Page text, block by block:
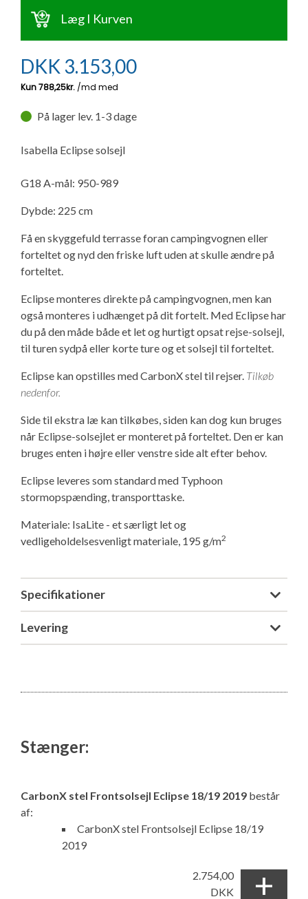
Ny campingvogn - godt at vide
Finansiering af campingvogn
Forsikring af campingvogn
Brugte telte og udstyr
Isabella fortelte
Isabella Lufttelte
Isabella weekend- og vinterfortelte
Isabella Opstillingsvejledninger
Gas-komfort i din campingvogn
E-trailer kontrol- og sikkerhedsapp
3 spændende ideer til campingvognen
GPS tracker til autocamper og campingvogn
GRØN Virksomhed
Tuxer måleskemaer
Klagemuligheder
Konkurrenceregler
Cookie & Privatlivspolitik
Persondata
GPDR - Optagelse af foto og video
GPDR - KG Camping Kundeklub
Læg I Kurven
DKK 3.153,00
På lager lev. 1-3 dage
Isabella Eclipse solsejl
G18 A-mål: 950-989
Dybde: 225 cm
Få en skyggefuld terrasse foran campingvognen eller
forteltet og nyd den friske luft uden at skulle ændre på
forteltet.
Eclipse monteres direkte på campingvognen, men kan
også monteres i udhænget på dit fortelt. Med Eclipse har
du på den måde både et let og hurtigt opsat rejse-solsejl,
til turen sydpå eller korte ture og et solsejl til forteltet.
Eclipse kan opstilles med CarbonX stel til rejser. Tilkøb
nedenfor.
Side til ekstra læ kan tilkøbes, siden kan dog kun bruges
når Eclipse-solsejlet er monteret på forteltet. Den er kan
bruges enten i højre eller venstre side alt efter behov.
Eclipse leveres som standard med Typhoon
stormopspænding, transporttaske.
Materiale: IsaLite - et særligt let og
vedligeholdelsesvenligt materiale, 195 g/m2
Specifikationer
Levering
Stænger:
CarbonX stel Frontsolsejl Eclipse 18/19 2019 består
af:
CarbonX stel Frontsolsejl Eclipse 18/19
2019
2.754,00
DKK
+